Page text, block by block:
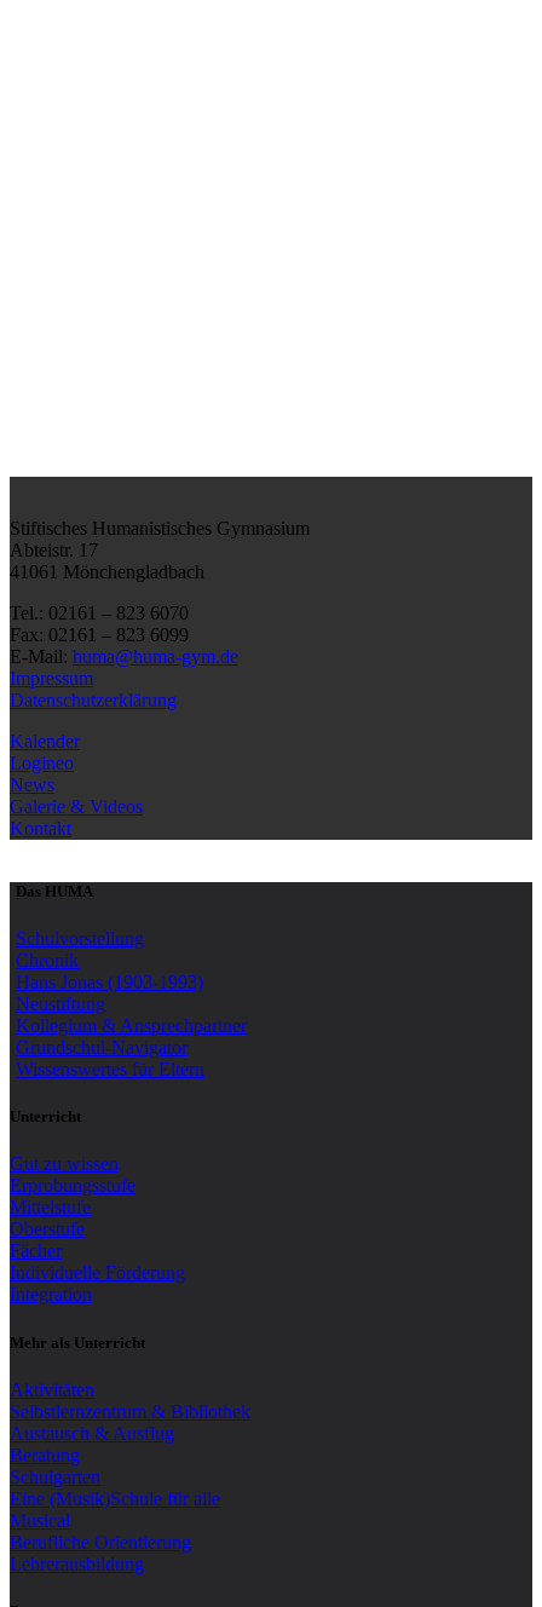
Stiftisches Humanistisches Gymnasium
Abteistr. 17
41061 Mönchengladbach
Tel.: 02161 – 823 6070
Fax: 02161 – 823 6099
E-Mail: huma@huma-gym.de
Impressum
Datenschutzerklärung
Kalender
Logineo
News
Galerie & Videos
Kontakt
Das HUMA
Schulvorstellung
Chronik
Hans Jonas (1903-1993)
Neustiftung
Kollegium & Ansprechpartner
Grundschul-Navigator
Wissenswertes für Eltern
Unterricht
Gut zu wissen
Erprobungsstufe
Mittelstufe
Oberstufe
Fächer
Individuelle Förderung
Integration
Mehr als Unterricht
Aktivitäten
Selbstlernzentrum & Bibliothek
Austausch & Ausflug
Beratung
Schulgarten
Eine (Musik)Schule für alle
Musical
Berufliche Orientierung
Lehrerausbildung